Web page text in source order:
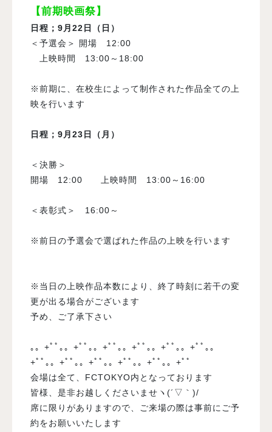
【前期映画祭】
日程； 9 月22日（日）
＜予選会＞ 開場 12:00
上映時間 13:00 ～ 18:00
※前期に、在校生によって制作された作品全ての上
映を行います
日程； 9 月23日（月）
＜決勝＞
開場 12:00 上映時間 13:00 ～ 16:00
＜表彰式＞ 16:00 ～
※前日の予選会で選ばれた作品の上映を行います
※当日の上映作品本数により、終了時刻に若干の変
更が出る場合がございます
予め、ご了承下さい
｡。+ﾟﾟ｡。+ﾟﾟ｡。+ﾟﾟ｡。+ﾟﾟ｡。+ﾟﾟ｡。+ﾟﾟ｡。
+ﾟﾟ｡。+ﾟﾟ｡。+ﾟﾟ｡。+ﾟﾟ｡。+ﾟﾟ｡。+ﾟﾟ
会場は全て、FCTOKYO内となっております
皆様、是非お越しくださいませヽ(´▽｀)/
席に限りがありますので、ご来場の際は事前にご予
約をお願いいたします